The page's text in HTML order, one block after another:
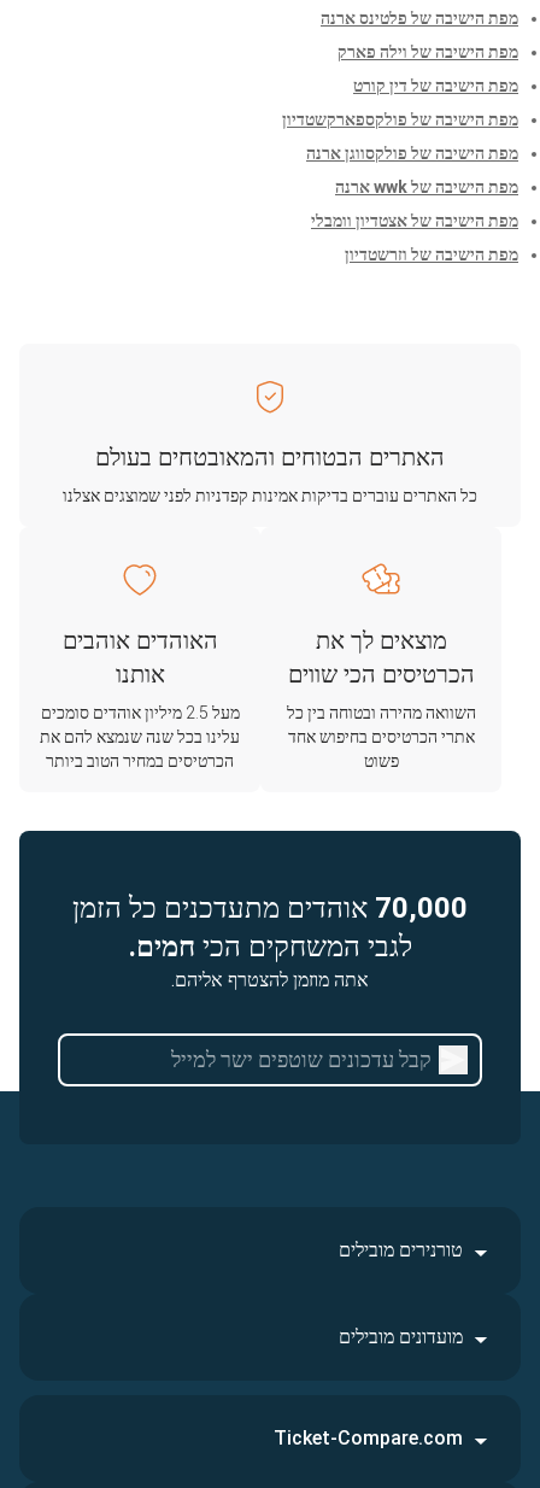
מפת הישיבה של פלטינס ארנה
מפת הישיבה של וילה פארק
מפת הישיבה של דין קורט
מפת הישיבה של פולקספארקשטדיון
מפת הישיבה של פולקסווגן ארנה
מפת הישיבה של wwk ארנה
מפת הישיבה של אצטדיון וומבלי
מפת הישיבה של וזרשטדיון
האתרים הבטוחים והמאובטחים בעולם
כל האתרים עוברים בדיקות אמינות קפדניות לפני שמוצגים אצלנו
מוצאים לך את
הכרטיסים הכי שווים
השוואה מהירה ובטוחה בין כל
אתרי הכרטיסים בחיפוש אחד
פשוט
האוהדים אוהבים
אותנו
מעל 2.5 מיליון אוהדים סומכים
עלינו בכל שנה שנמצא להם את
הכרטיסים במחיר הטוב ביותר
70,000 אוהדים מתעדכנים כל הזמן
לגבי המשחקים הכי חמים.
אתה מוזמן להצטרף אליהם.
טורנירים מובילים
מועדונים מובילים
Ticket-Compare.com